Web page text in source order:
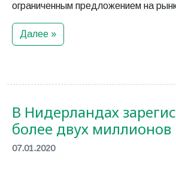
ограниченным предложением на
Далее »
В Нидерландах
более двух
07.01.2020